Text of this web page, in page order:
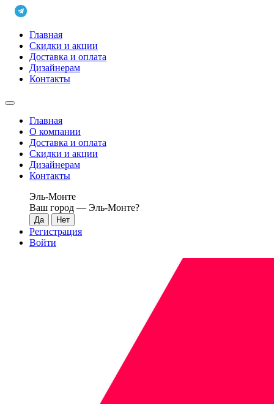
Главная
Скидки и акции
Доставка и оплата
Дизайнерам
Контакты
Главная
О компании
Доставка и оплата
Скидки и акции
Дизайнерам
Контакты
Эль-Монте
Ваш город — Эль-Монте?
Регистрация
Войти